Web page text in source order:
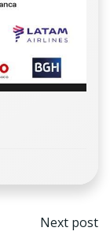
Next post